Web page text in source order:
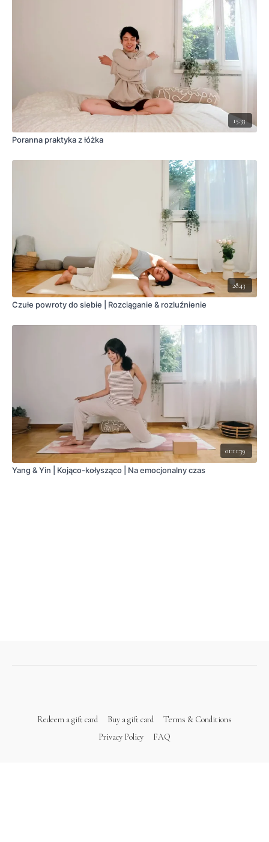
15:33
Poranna praktyka z łóżka
28:43
Czułe powroty do siebie | Rozciąganie & rozluźnienie
01:11:39
Yang & Yin | Kojąco-kołysząco | Na emocjonalny czas
Redeem a gift card Buy a gift card
Terms & Conditions
Privacy Policy
FAQ